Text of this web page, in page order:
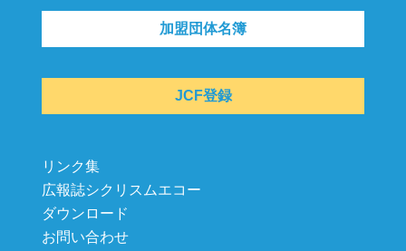
加盟団体名簿
JCF登録
リンク集
広報誌シクリスムエコー
ダウンロード
お問い合わせ